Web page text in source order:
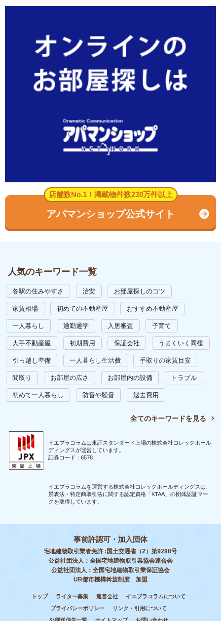
店舗数No.1！掲載物件数230万件以上
アパマンショップ公式サイト
人気のキーワード一覧
各駅の住みやすさ 治安 お部屋探しのコツ
家賃相場 初めての不動産屋 おすすめ不動産屋
一人暮らし 通勤通学 入居審査 子育て
大手不動産屋 初期費用 保証会社 うまくいく同棲
引っ越し準備 一人暮らし生活費 手取りの家賃目安
間取り お部屋の広さ お部屋内の設備 トラブル
初めて一人暮らし 防音や騒音 退去費用
全てのキーワードを見る
イエプラコラムは東証スタンダード上場の株式会社コレックホール
ディングスが運営しています。
証券コード：6578
イエプラコラムを運営する株式会社コレックホールディングスは、
景表法・特定商取引法に関する認定資格「KTAA」の団体認証マー
クを取得しています。
事前許認可・加入団体
宅地建物取引業者免許 :国土交通省（2）第9288号
公益社団法人：全国宅地建物取引業協会連合会
公益社団法人：全国宅地建物取引業保証協会
UR都市機構斡旋制度 加盟
トップ ライター募集 運営会社
イエプラコラムについて
プライバシーポリシー
リンク・引用について